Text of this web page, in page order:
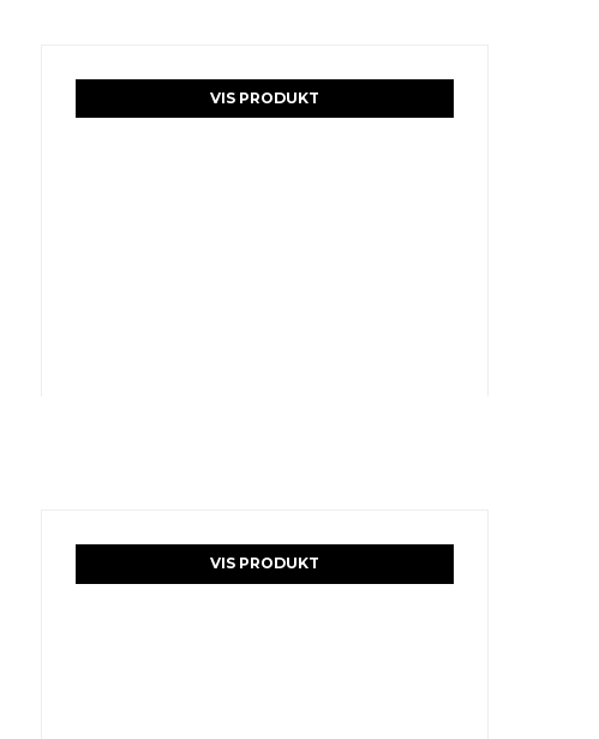
VIS PRODUKT
VIS PRODUKT